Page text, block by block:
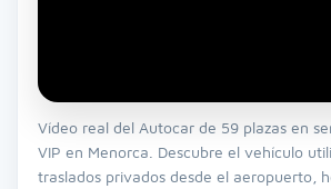
Vídeo real del Autocar de 59 plazas en
VIP en Menorca. Descubre el vehículo
traslados privados desde el aeropuerto,